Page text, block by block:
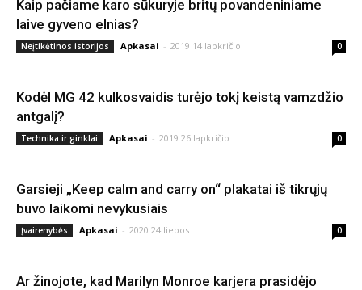
Kaip pačiame karo sūkuryje britų povandeniniame
laive gyveno elnias?
Neįtikėtinos istorijos Apkasai - 2019 14 lapkričio 0
Kodėl MG 42 kulkosvaidis turėjo tokį keistą vamzdžio
antgalį?
Technika ir ginklai Apkasai - 2019 26 lapkričio 0
Garsieji „Keep calm and carry on“ plakatai iš tikrųjų
buvo laikomi nevykusiais
Įvairenybės Apkasai - 2020 24 liepos 0
Ar žinojote, kad Marilyn Monroe karjera prasidėjo